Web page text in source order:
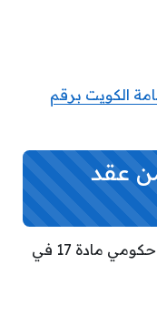
الكويت برقم
عقد
تشمل حالات تحويل الاقامة من عقد حكومي مادة 17 في